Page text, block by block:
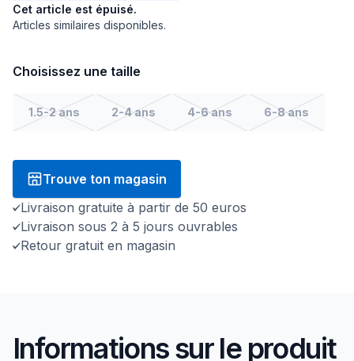
Cet article est épuisé.
Articles similaires disponibles.
Choisissez une taille
1.5-2 ans 2-4 ans 4-6 ans 6-8 ans
Trouve ton magasin
Livraison gratuite à partir de 50 euros
Livraison sous 2 à 5 jours ouvrables
Retour gratuit en magasin
Informations sur le produit